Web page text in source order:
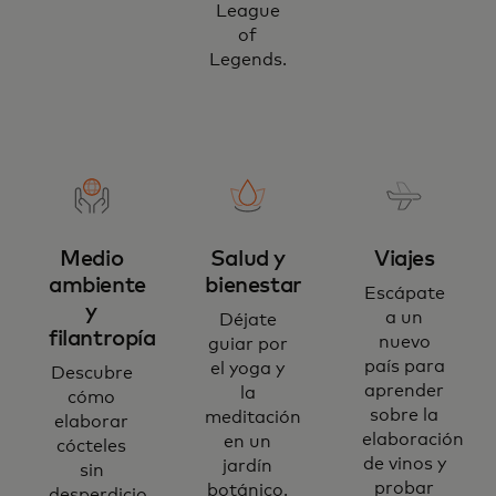
League
of
Legends.
Medio
ambiente
y
filantropía
Descubre
cómo
elaborar
cócteles
sin
Salud y
bienestar
Déjate
guiar por
el yoga y
la
meditación
en un
jardín
botánico.
Viajes
Escápate
a un
nuevo
país para
aprender
sobre la
elaboración
de vinos y
probar